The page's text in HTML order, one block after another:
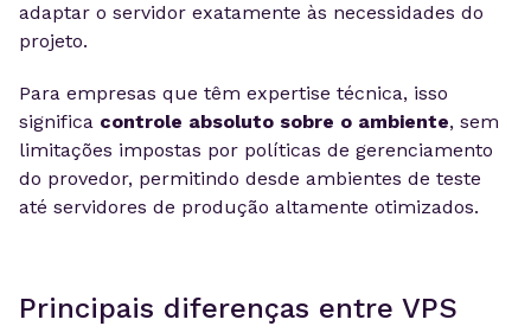
adaptar o servidor exatamente às necessidades do
projeto.
Para empresas que têm expertise técnica, isso
significa controle absoluto sobre o ambiente, sem
limitações impostas por políticas de gerenciamento
do provedor, permitindo desde ambientes de teste
até servidores de produção altamente otimizados.
Principais diferenças entre VPS